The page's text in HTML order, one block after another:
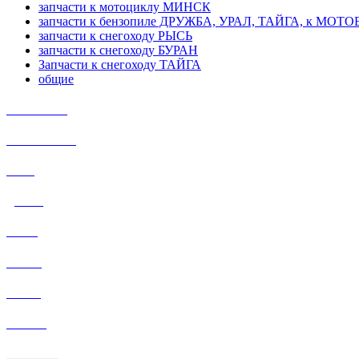
запчасти к мотоциклу МИНСК
запчасти к бензопиле ДРУЖБА, УРАЛ, ТАЙГА, к
запчасти к снегоходу РЫСЬ
запчасти к снегоходу БУРАН
Запчасти к снегоходу ТАЙГА
общие